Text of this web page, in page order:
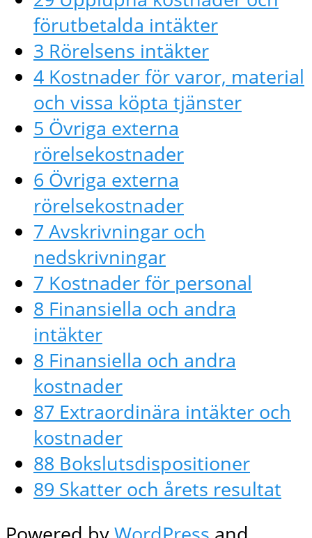
förutbetalda intäkter
3 Rörelsens intäkter
4 Kostnader för varor, material
och vissa köpta tjänster
5 Övriga externa
rörelsekostnader
6 Övriga externa
rörelsekostnader
7 Avskrivningar och
nedskrivningar
7 Kostnader för personal
8 Finansiella och andra
intäkter
8 Finansiella och andra
kostnader
87 Extraordinära intäkter och
kostnader
88 Bokslutsdispositioner
89 Skatter och årets resultat